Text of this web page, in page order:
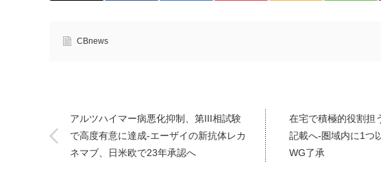
CBnews
アルツハイマー病悪化抑制、第III相試験
で高度有意に達成-エーザイの新抗体レカ
ネマブ、日米欧で23年承認へ
在宅で積極的役割担
記載へ-圏域内に1つ
WG了承